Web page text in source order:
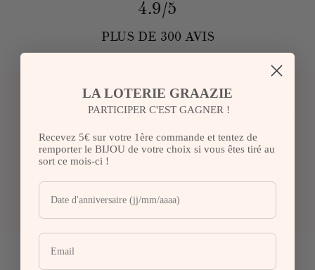
4.9/5
PLUS DE 300 AVIS
« L’équipe est très sympa, le bijou
est très beau, le cadeau a fait son
effet ! »
LA LOTERIE GRAAZIE
PARTICIPER C'EST GAGNER !
Recevez 5€ sur votre 1ère commande et tentez de
remporter le BIJOU de votre choix si vous êtes tiré au
sort ce mois-ci !